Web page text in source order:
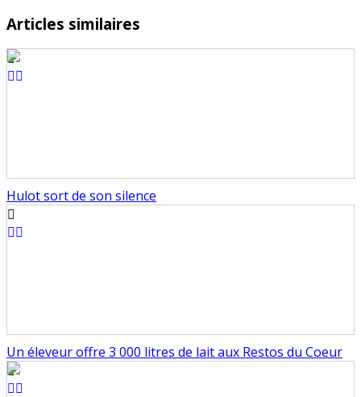
Articles similaires
Hulot sort de son silence
Un éleveur offre 3 000 litres de lait aux Restos du Coeur